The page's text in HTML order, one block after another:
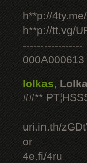
h**p://
h**p://tt.vg/
-----------------
000A000613
lolkas,
##**
uri.in.th/
or
4e.fi/4ru